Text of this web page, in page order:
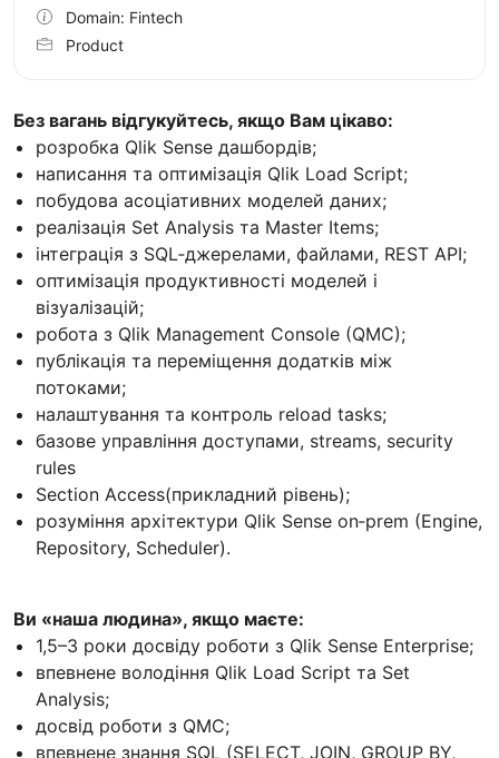
Без вагань відгукуйтесь, якщо Вам цікаво:
розробка Qlik Sense дашбордів;
написання та оптимізація Qlik Load Script;
побудова асоціативних моделей даних;
реалізація Set Analysis та Master Items;
інтеграція з SQL‑джерелами, файлами, REST API;
оптимізація продуктивності моделей і
візуалізацій;
робота з Qlik Management Console (QMC);
публікація та переміщення додатків між
потоками;
налаштування та контроль reload tasks;
базове управління доступами, streams, security
rules
Section Access(прикладний рівень);
розуміння архітектури Qlik Sense on‑prem (Engine,
Repository, Scheduler).
Ви «наша людина», якщо маєте:
1,5–3 роки досвіду роботи з Qlik Sense Enterprise;
впевнене володіння Qlik Load Script та Set
Analysis;
досвід роботи з QMC;
впевнене знання SQL (SELECT, JOIN, GROUP BY,
Domain: Fintech
Product